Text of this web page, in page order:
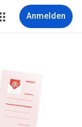
Anmelden